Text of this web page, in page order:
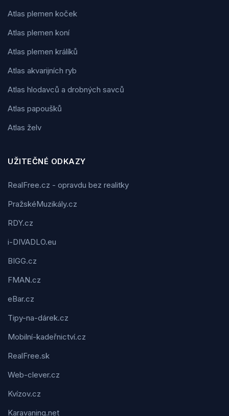
Atlas plemen koček
Atlas plemen koní
Atlas plemen králíků
Atlas akvarijních ryb
Atlas hlodavců a drobných savců
Atlas papoušků
Atlas želv
UŽITEČNÉ ODKAZY
RealFree.cz - opravdu bez realitky
PražskéMuzikály.cz
RDY.cz
i-DIVADLO.eu
BIGG.cz
FMAN.cz
eBar.cz
Tipy-na-dárek.cz
Mobilní-kadeřnictví.cz
RealFree.sk
Web-clever.cz
Kvízov.cz
Karavaning.net